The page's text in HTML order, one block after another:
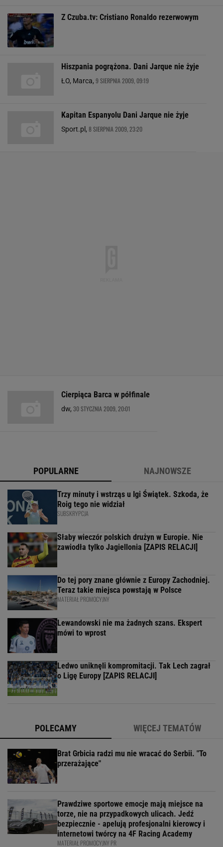
Z Czuba.tv: Cristiano Ronaldo rezerwowym
Hiszpania pogrążona. Dani Jarque nie żyje
ŁO, Marca, 9 SIERPNIA 2009, 09:19
Kapitan Espanyolu Dani Jarque nie żyje
Sport.pl, 8 SIERPNIA 2009, 23:20
Cierpiąca Barca w półfinale
dw, 30 STYCZNIA 2009, 20:01
POPULARNE NAJNOWSZE
Trzy minuty i wstrząs u Igi Świątek. Szkoda, że
Roig tego nie widział
SUBSKRYPCJA
Słaby wieczór polskich drużyn w Europie. Nie
zawiodła tylko Jagiellonia [ZAPIS RELACJI]
Do tej pory znane głównie z Europy Zachodniej.
Teraz takie miejsca powstają w Polsce
MATERIAŁ PROMOCYJNY
Lewandowski nie ma żadnych szans. Ekspert
mówi to wprost
Ledwo uniknęli kompromitacji. Tak Lech zagrał
o Ligę Europy [ZAPIS RELACJI]
POLECAMY WIĘCEJ TEMATÓW
Brat Grbicia radzi mu nie wracać do Serbii. "To
przerażające"
Prawdziwe sportowe emocje mają miejsce na
torze, nie na przypadkowych ulicach. Jedź
bezpiecznie - apelują profesjonalni kierowcy i
internetowi twórcy na 4F Racing Academy
MATERIAŁ PROMOCYJNY PR